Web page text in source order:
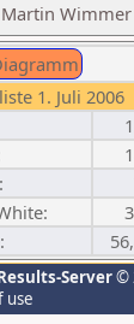
Wimmer
1. Juli 2006
Server©
use